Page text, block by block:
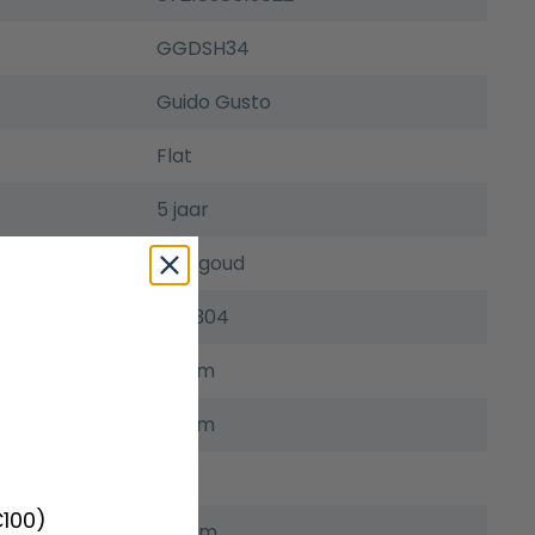
GGDSH34
Guido Gusto
Flat
5 jaar
Mat goud
Rvs 304
25 cm
25 cm